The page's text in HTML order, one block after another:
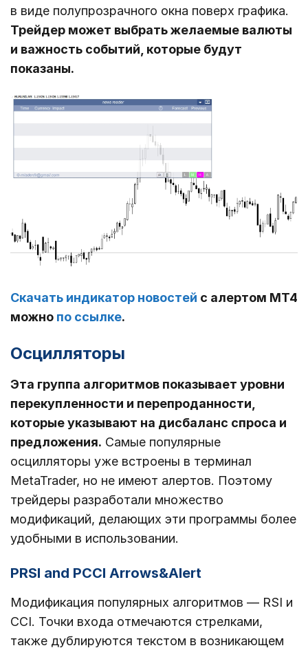
в виде полупрозрачного окна поверх графика.
Трейдер может выбрать желаемые валюты
и важность событий, которые будут
показаны.
Скачать индикатор новостей с алертом МТ4
можно по ссылке.
Осцилляторы
Эта группа алгоритмов показывает уровни
перекупленности и перепроданности,
которые указывают на дисбаланс спроса и
предложения. Самые популярные
осцилляторы уже встроены в терминал
MetaTrader, но не имеют алертов. Поэтому
трейдеры разработали множество
модификаций, делающих эти программы более
удобными в использовании.
PRSI and PCCI Arrows&Alert
Модификация популярных алгоритмов ― RSI и
CCI. Точки входа отмечаются стрелками,
также дублируются текстом в возникающем